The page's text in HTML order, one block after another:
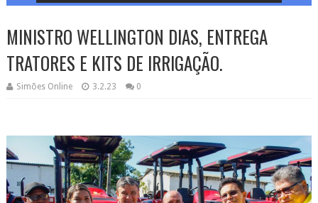
MINISTRO WELLINGTON DIAS, ENTREGA
TRATORES E KITS DE IRRIGAÇÃO.
Simões Online 3.2.23 0